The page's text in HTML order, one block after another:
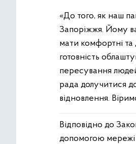
«До того, як наш
Запоріжжя. Йому
мати комфортні та
готовність
пересування
рада долучитися
відновлення.
Відповідно до
допомогою мережі